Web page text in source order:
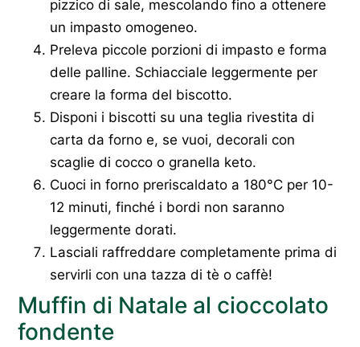
pizzico di sale, mescolando fino a ottenere
un impasto omogeneo.
Preleva piccole porzioni di impasto e forma
delle palline. Schiacciale leggermente per
creare la forma del biscotto.
Disponi i biscotti su una teglia rivestita di
carta da forno e, se vuoi, decorali con
scaglie di cocco o granella keto.
Cuoci in forno preriscaldato a 180°C per 10-
12 minuti, finché i bordi non saranno
leggermente dorati.
Lasciali raffreddare completamente prima di
servirli con una tazza di tè o caffè!
Muffin di Natale al cioccolato
fondente